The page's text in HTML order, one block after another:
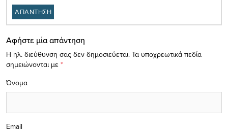
ΑΠΑΝΤΗΣΗ
Αφήστε μία απάντηση
Η ηλ. διεύθυνση σας δεν δημοσιεύεται. Τα υποχρεωτικά πεδία
σημειώνονται με *
Όνομα
Email